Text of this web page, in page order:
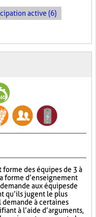
active (6)
forme des équipes de 3 à
forme d’enseignement
aux équipes de
qu’ils jugent le plus
à certaines
à l’aide d’arguments,